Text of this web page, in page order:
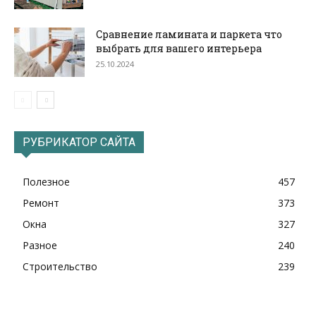
Сравнение ламината и паркета что
выбрать для вашего интерьера
25.10.2024
РУБРИКАТОР САЙТА
Полезное
457
Ремонт
373
Окна
327
Разное
240
Строительство
239